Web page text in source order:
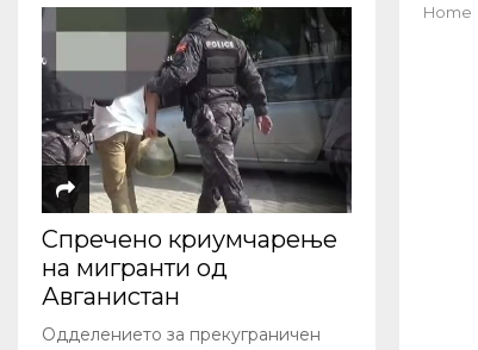
Home
Спречено криумчарење
на мигранти од
Авганистан
Одделението за прекуграничен